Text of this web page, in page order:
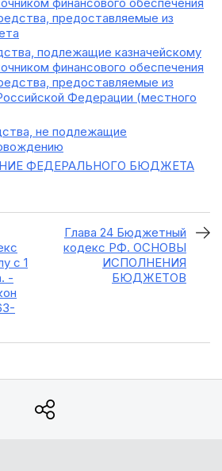
предоставляемые из
подлежащие казначейскому
финансового обеспечения
предоставляемые из
Федерации (местного
не подлежащие
ФЕДЕРАЛЬНОГО БЮДЖЕТА
с 1
-
Глава 24 Бюджетный
кодекс РФ. ОСНОВЫ
ИСПОЛНЕНИЯ
БЮДЖЕТОВ